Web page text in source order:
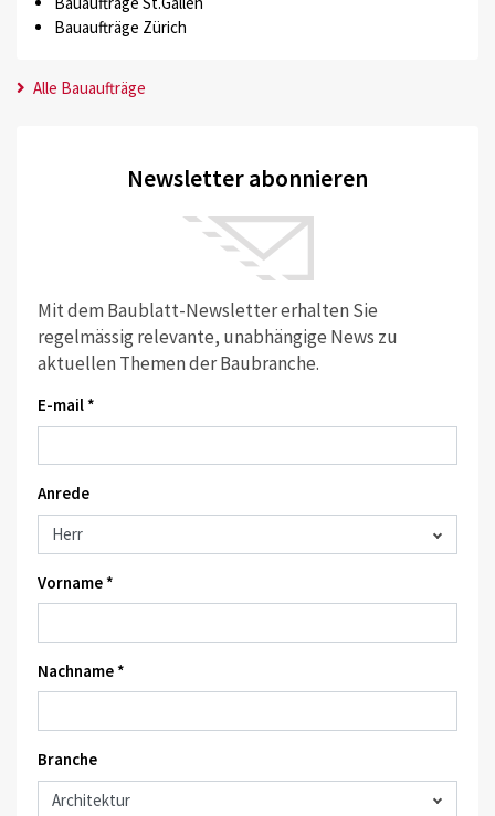
Bauaufträge Zürich
Alle Bauaufträge
Newsletter abonnieren
Mit dem Baublatt-Newsletter erhalten Sie
regelmässig relevante, unabhängige News zu
aktuellen Themen der Baubranche.
E-mail *
Anrede
Vorname *
Nachname *
Branche